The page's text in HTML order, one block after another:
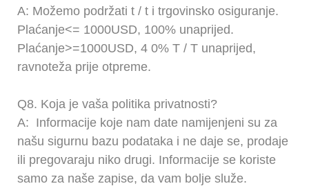
A: Možemo podržati t / t i trgovinsko osiguranje.
Plaćanje<= 1000USD, 100% unaprijed.
Plaćanje>=1000USD, 4 0% T / T unaprijed,
ravnoteža prije otpreme.
Q8. Koja je vaša politika privatnosti?
A: Informacije koje nam date namijenjeni su za
našu sigurnu bazu podataka i ne daje se, prodaje
ili pregovaraju niko drugi. Informacije se koriste
samo za naše zapise, da vam bolje služe.